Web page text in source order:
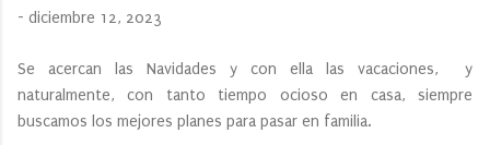
- diciembre 12, 2023
Se acercan las Navidades y con ella las vacaciones, y
naturalmente, con tanto tiempo ocioso en casa, siempre
buscamos los mejores planes para pasar en familia.